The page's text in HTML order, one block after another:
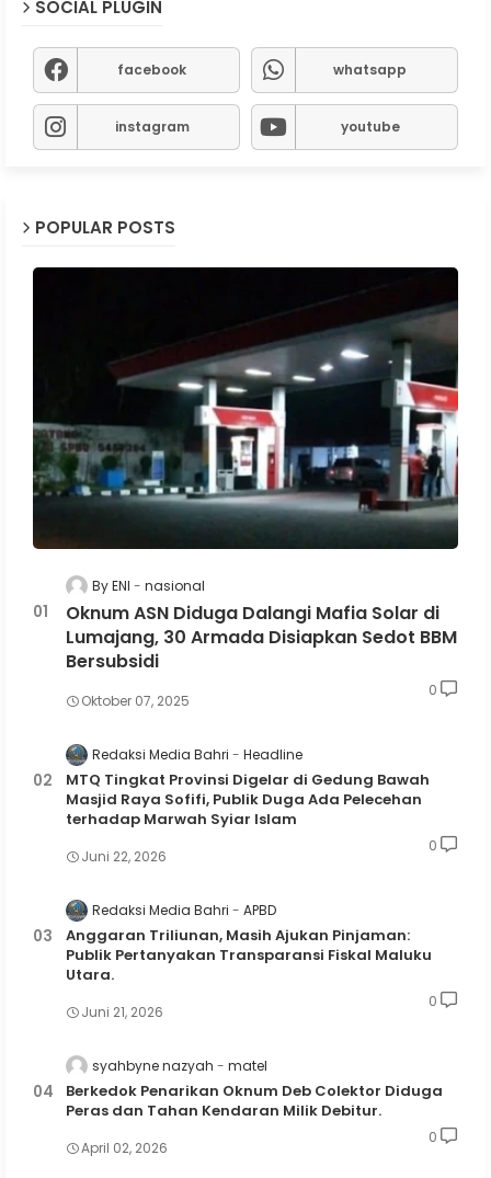
SOCIAL PLUGIN
facebook whatsapp
instagram youtube
POPULAR POSTS
By ENI nasional
Oknum ASN Diduga Dalangi Mafia Solar di
Lumajang, 30 Armada Disiapkan Sedot BBM
Bersubsidi
Oktober 07, 2025
0
Redaksi Media Bahri Headline
MTQ Tingkat Provinsi Digelar di Gedung Bawah
Masjid Raya Sofifi, Publik Duga Ada Pelecehan
terhadap Marwah Syiar Islam
Juni 22, 2026
0
Redaksi Media Bahri APBD
Anggaran Triliunan, Masih Ajukan Pinjaman:
Publik Pertanyakan Transparansi Fiskal Maluku
Utara.
Juni 21, 2026
0
syahbyne nazyah matel
Berkedok Penarikan Oknum Deb Colektor Diduga
Peras dan Tahan Kendaran Milik Debitur.
April 02, 2026
0